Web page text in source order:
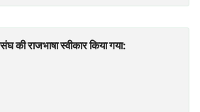
की राजभाषा स्वीकार किया गया: